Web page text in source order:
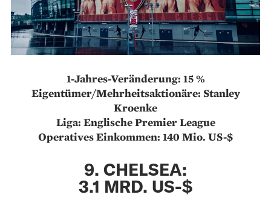
1-Jahres-Veränderung: 15 %
Eigentümer/Mehrheitsaktionäre: Stanley
Kroenke
Liga: Englische Premier League
Operatives Einkommen: 140 Mio. US-$
9. CHELSEA:
3.1 MRD. US-$